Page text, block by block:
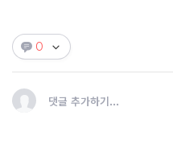
0
댓글 추가하기...